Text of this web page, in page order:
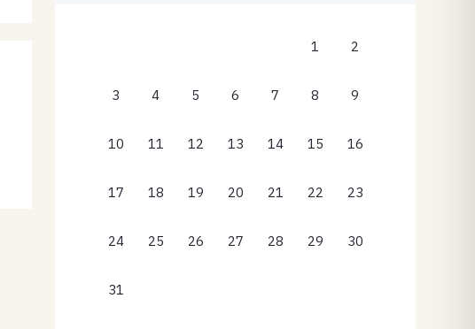
1 2
3 4 5 6 7 8 9
10 11 12 13 14 15 16
17 18 19 20 21 22 23
24 25 26 27 28 29 30
31